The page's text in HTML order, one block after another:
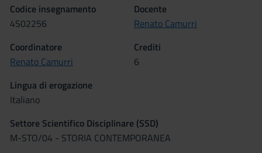
Codice insegnamento
4S02256
Docente
Renato Camurri
Coordinatore
Renato Camurri
Crediti
6
Lingua di erogazione
Italiano
Settore Scientifico Disciplinare (SSD)
M-STO/04 - STORIA CONTEMPORANEA